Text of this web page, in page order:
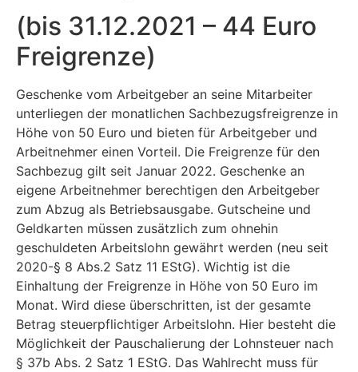
(bis 31.12.2021 – 44 Euro
Freigrenze)
Geschenke vom Arbeitgeber an seine Mitarbeiter
unterliegen der monatlichen Sachbezugsfreigrenze in
Höhe von 50 Euro und bieten für Arbeitgeber und
Arbeitnehmer einen Vorteil. Die Freigrenze für den
Sachbezug gilt seit Januar 2022. Geschenke an
eigene Arbeitnehmer berechtigen den Arbeitgeber
zum Abzug als Betriebsausgabe. Gutscheine und
Geldkarten müssen zusätzlich zum ohnehin
geschuldeten Arbeitslohn gewährt werden (neu seit
2020-§ 8 Abs.2 Satz 11 EStG). Wichtig ist die
Einhaltung der Freigrenze in Höhe von 50 Euro im
Monat. Wird diese überschritten, ist der gesamte
Betrag steuerpflichtiger Arbeitslohn. Hier besteht die
Möglichkeit der Pauschalierung der Lohnsteuer nach
§ 37b Abs. 2 Satz 1 EStG. Das Wahlrecht muss für